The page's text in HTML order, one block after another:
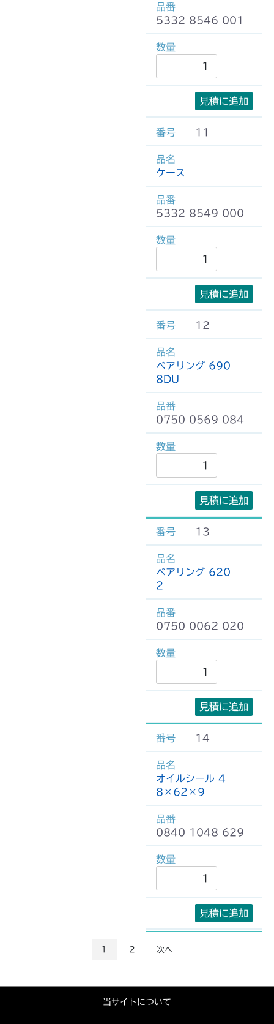
5332 8546 001
見積に追加
11
ケース
5332 8549 000
見積に追加
12
ベアリング 690
8DU
0750 0569 084
見積に追加
13
ベアリング 620
2
0750 0062 020
見積に追加
14
オイルシール 4
8×62×9
0840 1048 629
見積に追加
1 2 次へ
当サイトについて